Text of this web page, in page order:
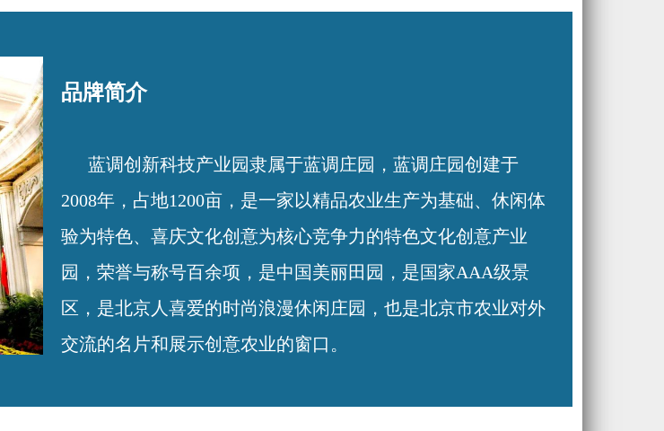
品牌简介
蓝调创新科技产业园隶属于蓝调庄园，蓝调庄园创建于
2008年，占地1200亩，是一家以精品农业生产为基础、休闲体
验为特色、喜庆文化创意为核心竞争力的特色文化创意产业
园，荣誉与称号百余项，是中国美丽田园，是国家AAA级景
区，是北京人喜爱的时尚浪漫休闲庄园，也是北京市农业对外
交流的名片和展示创意农业的窗口。